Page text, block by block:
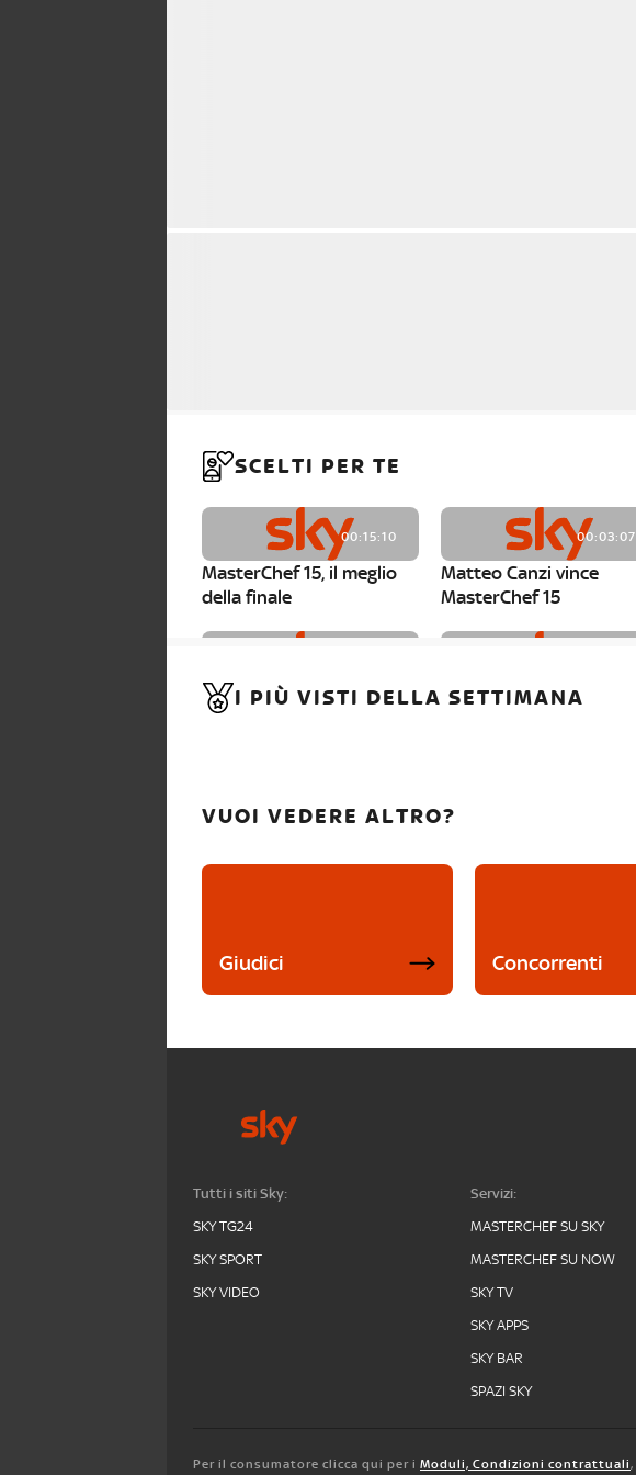
SCELTI PER TE
00:15:10
MasterChef 15, il meglio
della finale
00:03:07
Matteo Canzi vince
MasterChef 15
MasterChef 15, Carlotta è
MasterChef 15, Matteo
I PIÙ VISTI DELLA SETTIMANA
VUOI VEDERE ALTRO?
Giudici Concorrenti
Tutti i siti Sky:
SKY TG24
SKY SPORT
SKY VIDEO
Servizi:
MASTERCHEF SU SKY
MASTERCHEF SU NOW
SKY TV
SKY APPS
SKY BAR
SPAZI SKY
Per il consumatore clicca qui per i Moduli, Condizioni contrattuali,